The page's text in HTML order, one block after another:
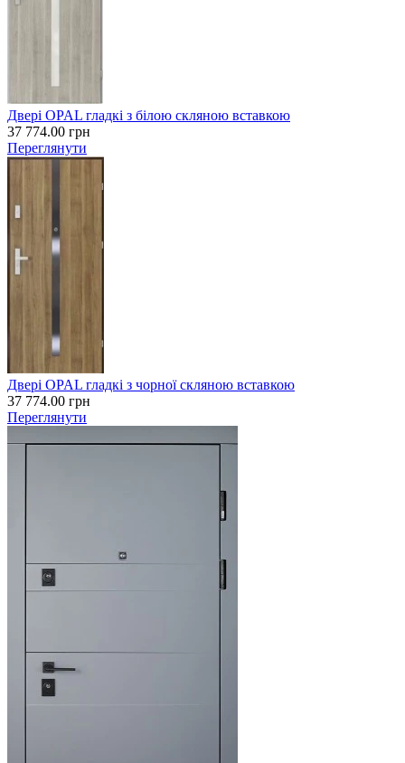
Двері OPAL гладкі з білою скляною вставкою
37 774.00 грн
Переглянути
Двері OPAL гладкі з чорної скляною вставкою
37 774.00 грн
Переглянути